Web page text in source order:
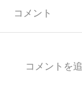
7月最
コメント
コメントを